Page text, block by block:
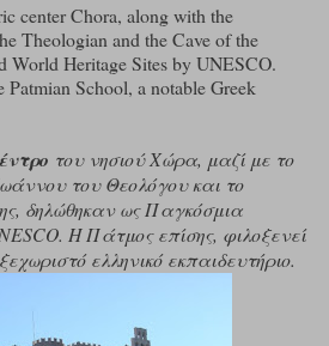
center Chora, along with the
Theologian and the Cave of the
World Heritage Sites by UNESCO.
Patmian School, a notable Greek
του νησιού Χώρα, μαζί με το
του Θεολόγου και το
δηλώθηκαν ως Παγκόσμια
Η Πάτμος επίσης, φιλοξενεί
ελληνικό εκπαιδευτήριο.